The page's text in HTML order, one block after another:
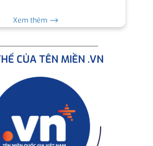
Xem thêm ⟶
CỦA TÊN MIỀN .VN